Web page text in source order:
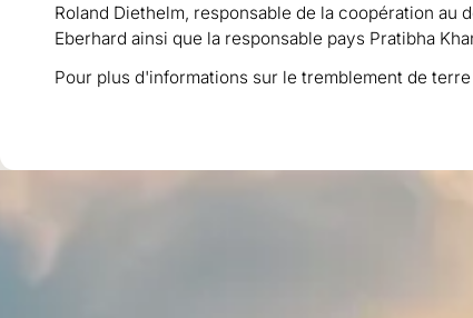
Roland Diethelm, responsable de la coopération
Eberhard ainsi que la responsable pays Pratibha
Pour plus d'informations sur le tremblement de